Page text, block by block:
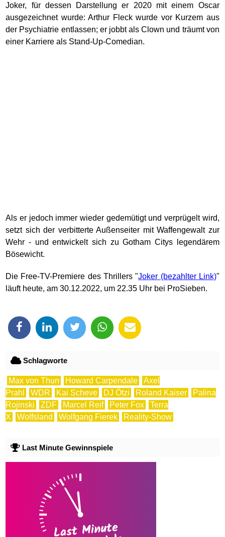
Joker, für dessen Darstellung er 2020 mit einem Oscar
ausgezeichnet wurde: Arthur Fleck wurde vor Kurzem aus
der Psychiatrie entlassen; er jobbt als Clown und träumt von
einer Karriere als Stand-Up-Comedian.
Als er jedoch immer wieder gedemütigt und verprügelt wird,
setzt sich der verbitterte Außenseiter mit Waffengewalt zur
Wehr - und entwickelt sich zu Gotham Citys legendärem
Bösewicht.
Die Free-TV-Premiere des Thrillers "Joker
"
läuft heute, am 30.12.2022, um 22.35 Uhr bei ProSieben.
Schlagworte
Max von Thun Howard Carpendale
Axel
Prahl
WDR Kai Scheve DJ Ötzi Roland Kaiser
Palina
Rojinski
ZDF Marcel Reif Peter Fox
Terra
X
Wolfsland Wolfgang Fierek Reality-Show
Last Minute Gewinnspiele